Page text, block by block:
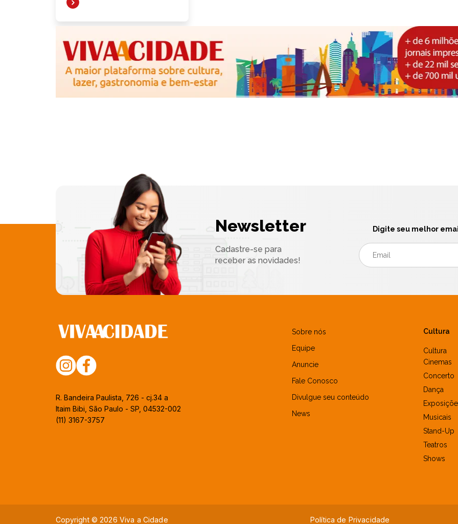
Newsletter
Cadastre-se para
receber as novidades!
Digite seu melhor
R. Bandeira Paulista, 726 - cj.34 a
Itaim Bibi, São Paulo - SP, 04532-002
(11) 3167-3757
Sobre nós
Equipe
Anuncie
Fale Conosco
Divulgue seu conteúdo
News
Cultura
Cultura
Cinemas
Concerto
Dança
Musicais
Stand-Up
Teatros
Shows
Copyright © 2026 Viva a Cidade Política de Privacidade